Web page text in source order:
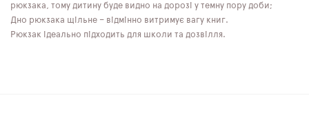
рюкзака, тому дитину буде видно на дорозі у темну пору доби;
Дно рюкзака щільне – відмінно витримує вагу книг.
Рюкзак ідеально підходить для школи та дозвілля.